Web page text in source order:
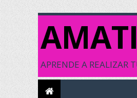
APRENDE A REALIZAR